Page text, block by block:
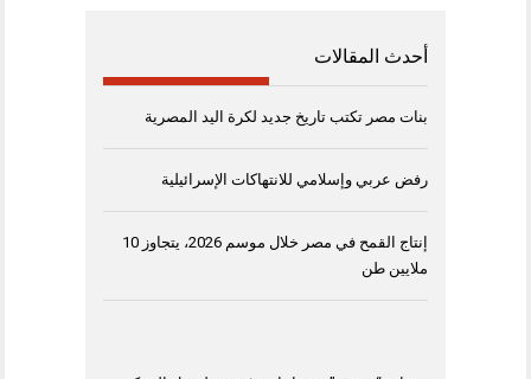
أحدث المقالات
بنات مصر تكتب تاريخ جديد لكرة اليد المصرية
رفض عربي وإسلامي للانتهاكات الإسرائيلية
إنتاج القمح في مصر خلال موسم 2026، يتجاوز 10
ملايين طن